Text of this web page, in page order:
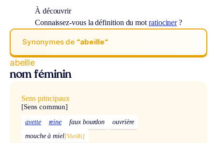
À découvrir
Connaissez-vous la définition du mot ratiociner?
Synonymes de “abeille“
abeille
nom féminin
Sens principaux
[Sens commun]
avette reine faux bourdon
ouvrière
mouche à miel[Vieilli]